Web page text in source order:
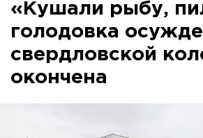
«Кушали рыбу,
голодовка
свердловской
окончена